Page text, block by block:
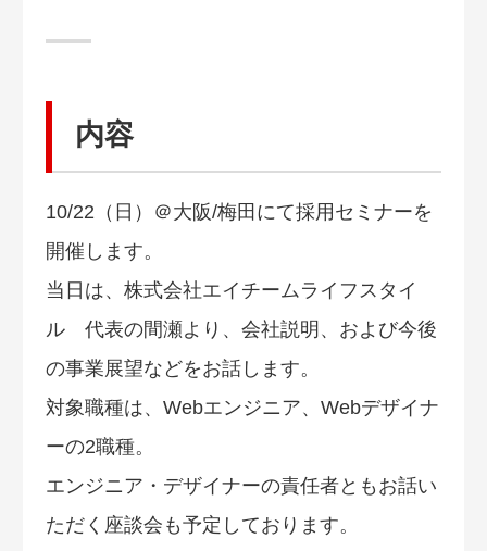
内容
10/22（日）＠大阪/梅田にて採用セミナーを
開催します。
当日は、株式会社エイチームライフスタイ
ル 代表の間瀬より、会社説明、および今後
の事業展望などをお話します。
対象職種は、Webエンジニア、Webデザイナ
ーの2職種。
エンジニア・デザイナーの責任者ともお話い
ただく座談会も予定しております。